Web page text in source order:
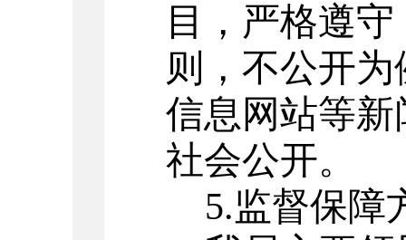
目，严格遵
则，不公开
信息网站等
社会公开。
5.监督保障